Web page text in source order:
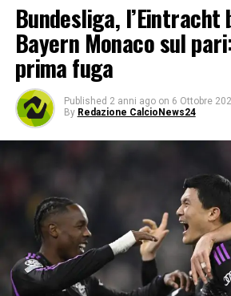
Bundesliga, l’Eintracht
Bayern Monaco sul
prima fuga
Published 2 anni ago on 6 Ottobre
By Redazione CalcioNews24